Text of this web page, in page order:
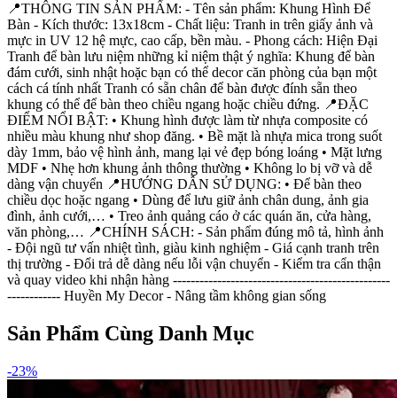
📍THÔNG TIN SẢN PHẨM: - Tên sản phẩm: Khung Hình Để
Bàn - Kích thước: 13x18cm - Chất liệu: Tranh in trên giấy ảnh và
mực in UV 12 hệ mực, cao cấp, bền màu. - Phong cách: Hiện Đại
Tranh để bàn lưu niệm những kỉ niệm thật ý nghĩa: Khung để bàn
đám cưới, sinh nhật hoặc bạn có thể decor căn phòng của bạn một
cách cá tính nhất Tranh có sẵn chân để bàn được đính sẵn theo
khung có thể để bàn theo chiều ngang hoặc chiều đứng. 📍ĐẶC
ĐIỂM NỔI BẬT: • Khung hình được làm từ nhựa composite có
nhiều màu khung như shop đăng. • Bề mặt là nhựa mica trong suốt
dày 1mm, bảo vệ hình ảnh, mang lại vẻ đẹp bóng loáng • Mặt lưng
MDF • Nhẹ hơn khung ảnh thông thường • Không lo bị vỡ và dễ
dàng vận chuyển 📍HƯỚNG DẪN SỬ DỤNG: • Để bàn theo
chiều dọc hoặc ngang • Dùng để lưu giữ ảnh chân dung, ảnh gia
đình, ảnh cưới,… • Treo ảnh quảng cáo ở các quán ăn, cửa hàng,
văn phòng,… 📍CHÍNH SÁCH: - Sản phẩm đúng mô tả, hình ảnh
- Đội ngũ tư vấn nhiệt tình, giàu kinh nghiệm - Giá cạnh tranh trên
thị trường - Đổi trả dễ dàng nếu lỗi vận chuyển - Kiểm tra cẩn thận
và quay video khi nhận hàng -------------------------------------------------
------------ Huyền My Decor - Nâng tầm không gian sống
Sản Phẩm Cùng Danh Mục
-23%